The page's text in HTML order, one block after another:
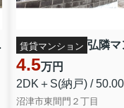
305 賃貸マンション 弘隣マ
4.5万円
2DK＋S(納戸) /
沼津市東間門２丁目